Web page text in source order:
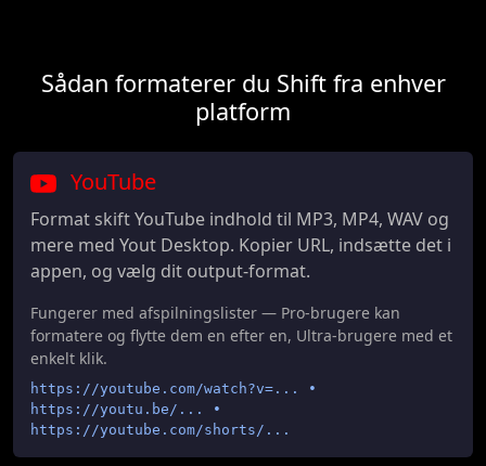
Sådan formaterer du Shift fra enhver
platform
YouTube
Format skift YouTube indhold til MP3, MP4, WAV og
mere med Yout Desktop. Kopier URL, indsætte det i
appen, og vælg dit output-format.
Fungerer med afspilningslister — Pro-brugere kan
formatere og flytte dem en efter en, Ultra-brugere med et
enkelt klik.
https://youtube.com/watch?v=... •
https://youtu.be/... •
https://youtube.com/shorts/...